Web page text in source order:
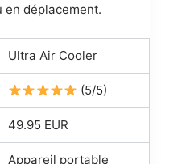
en déplacement.
Ultra Air Cooler
(5/5)
49.95 EUR
Appareil portable